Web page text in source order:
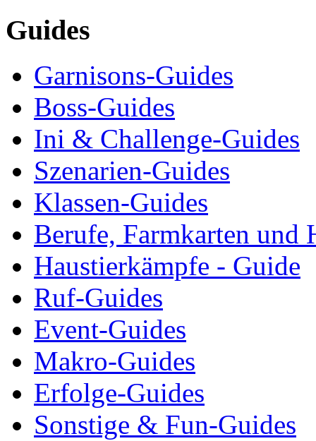
Guides
Garnisons-Guides
Boss-Guides
Ini & Challenge-Guides
Szenarien-Guides
Klassen-Guides
Berufe, Farmkarten und
Haustierkämpfe - Guide
Ruf-Guides
Event-Guides
Makro-Guides
Erfolge-Guides
Sonstige & Fun-Guides